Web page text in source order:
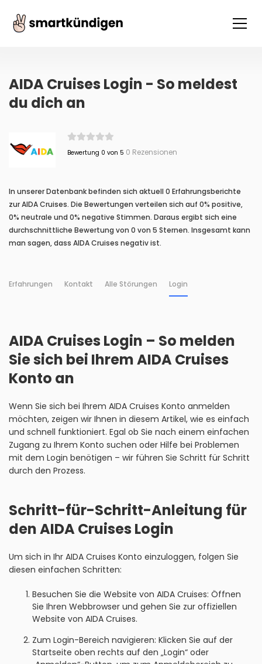
AIDA Cruises Login - So meldest
du dich an
Bewertung 0 von 5 0 Rezensionen
In unserer Datenbank befinden sich aktuell 0 Erfahrungsberichte
zur AIDA Cruises. Die Bewertungen verteilen sich auf 0% positive,
0% neutrale und 0% negative Stimmen. Daraus ergibt sich eine
durchschnittliche Bewertung von 0 von 5 Sternen. Insgesamt kann
man sagen, dass AIDA Cruises negativ ist.
Erfahrungen Kontakt Alle Störungen Login
AIDA Cruises Login – So melden
Sie sich bei Ihrem AIDA Cruises
Konto an
Wenn Sie sich bei Ihrem AIDA Cruises Konto anmelden
möchten, zeigen wir Ihnen in diesem Artikel, wie es einfach
und schnell funktioniert. Egal ob Sie nach einem einfachen
Zugang zu Ihrem Konto suchen oder Hilfe bei Problemen
mit dem Login benötigen – wir führen Sie Schritt für Schritt
durch den Prozess.
Schritt-für-Schritt-Anleitung für
den AIDA Cruises Login
Um sich in Ihr AIDA Cruises Konto einzuloggen, folgen Sie
diesen einfachen Schritten:
Besuchen Sie die Website von AIDA Cruises: Öffnen
Sie Ihren Webbrowser und gehen Sie zur offiziellen
Website von AIDA Cruises.
Zum Login-Bereich navigieren: Klicken Sie auf der
Startseite oben rechts auf den „Login“ oder